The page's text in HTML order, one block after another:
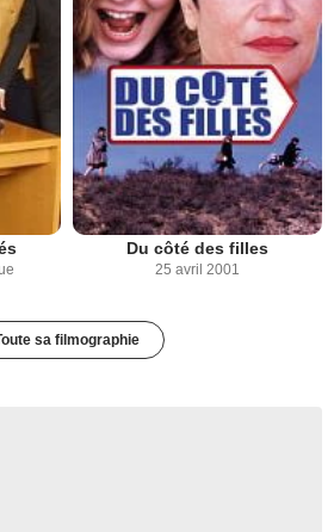
Du côté des filles
25 avril 2001
sa filmographie